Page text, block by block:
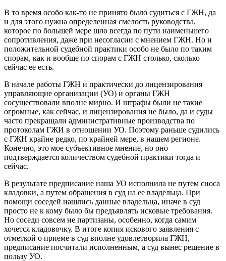
В то время особо как-то не принято было судиться с ГЖН, да
и для этого нужна определенная смелость руководства,
которое по большей мере шло всегда по пути наименьшего
сопротивления, даже при несогласии с мнением ГЖН. Но и
положительной судебной практики особо не было по таким
спорам, как и вообще по спорам с ГЖН столько, сколько
сейчас ее есть.
В начале работы ГЖН и практически до лицензирования
управляющие организации (УО) и органы ГЖН
сосуществовали вполне мирно. И штрафы были не такие
огромные, как сейчас, и лицензирования не было, да и суды
часто прекращали административные производства по
протоколам ГЖИ в отношении УО. Поэтому раньше судились
с ГЖН крайне редко, по крайней мере, в нашем регионе.
Конечно, это мое субъективное мнение, но оно
подтверждается количеством судебной практики тогда и
сейчас.
В результате предписание наша УО исполнила не путем сноса
кладовки, а путем обращения в суд на ее владельца. При
помощи соседей нашлись данные владельца, иначе в суд
просто не к кому было бы предъявлять исковые требования.
Но соседи совсем не партизаны, особенно, когда самим
хочется кладовочку. В итоге копия искового заявления с
отметкой о приеме в суд вполне удовлетворила ГЖН,
предписание посчитали исполненным, а суд вынес решение в
пользу УО.